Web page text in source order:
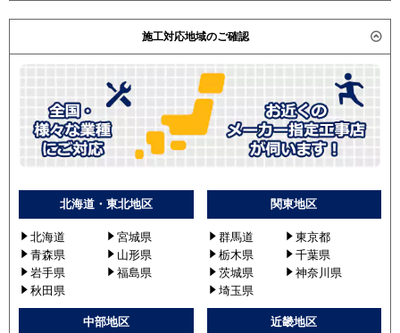
施工対応地域のご確認
北海道・東北地区
北海道
宮城県
青森県
山形県
岩手県
福島県
秋田県
関東地区
群馬道
東京都
栃木県
千葉県
茨城県
神奈川県
埼玉県
中部地区 近畿地区